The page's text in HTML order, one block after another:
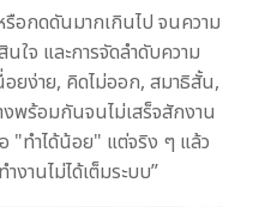
อกดดันมากเกินไป จนความ
ใจ และการจัดลำดับความ
ง่าย, คิดไม่ออก, สมาธิสั้น,
งพร้อมกันจนไม่เสร็จสักงาน
"ทำได้น้อย" แต่จริง ๆ แล้ว
งานไม่ได้เต็มระบบ”